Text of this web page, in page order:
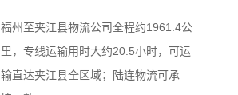
福州至夹江县物流公司全程约1961.4公
里，专线运输用时大约20.5小时，可运
输直达夹江县全区域；陆连物流可承